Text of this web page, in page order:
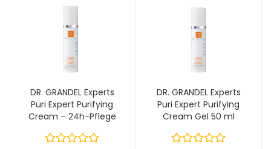
DR. GRANDEL Experts
Puri Expert Purifying
Cream – 24h-Pflege
Haut 50 ml
DR. GRANDEL Experts
Puri Expert Purifying
Cream Gel 50 ml